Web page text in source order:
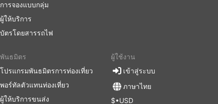
การจองแบบกลุ่ม
ผู้ให้บริการ
บัตรโดยสารรถไฟ
พันธมิตร
โปรแกรมพันธมิตรการท่องเที่ยว
พอร์ทัลตัวแทนท่องเที่ยว
ผู้ให้บริการขนส่ง
ผู้ใช้งาน
เข้าสู่ระบบ
ภาษาไทย
$•USD